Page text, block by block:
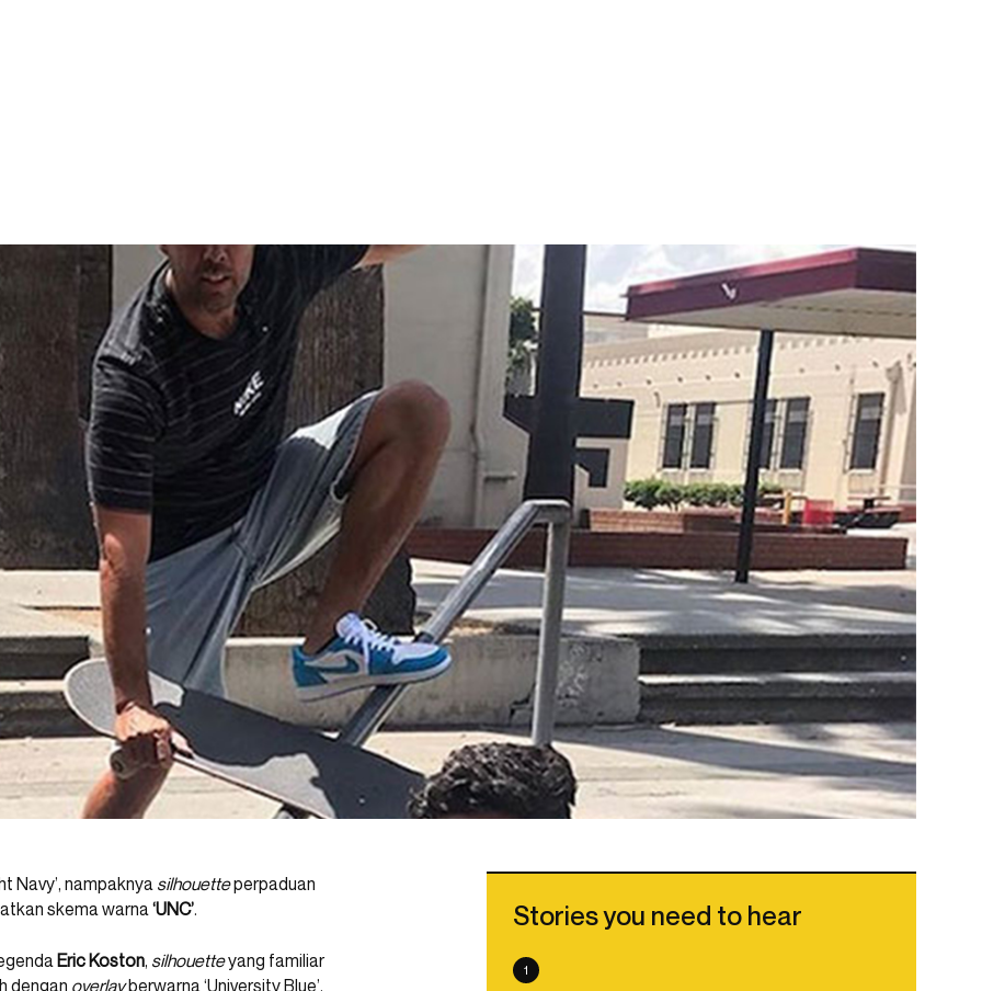
Navy’, nampaknya silhouetteperpaduan
skema warna‘UNC’.
Eric Koston, silhouetteyang familiar
dengan overlayberwarna ‘University Blue’.
Stories you need to hear
1